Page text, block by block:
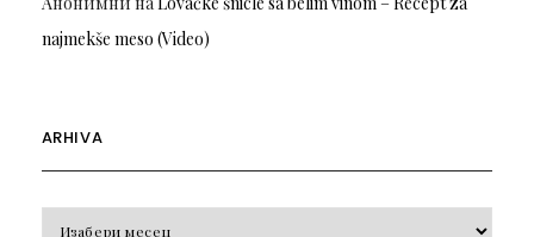
najmekše meso (Video)
ARHIVA